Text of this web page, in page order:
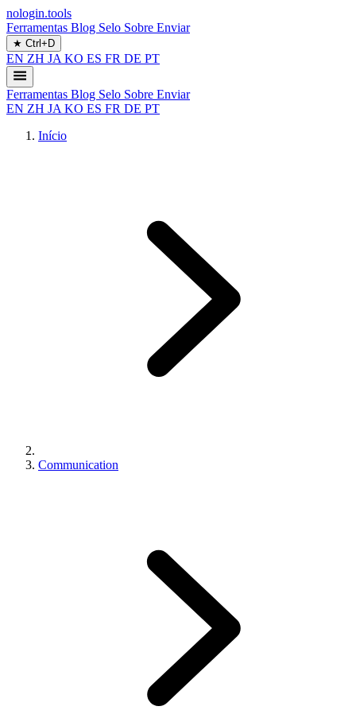
nologin.tools
Ferramentas Blog Selo Sobre Enviar
★ Ctrl+D
EN ZH JA KO ES FR DE PT
Ferramentas Blog Selo Sobre Enviar
EN ZH JA KO ES FR DE PT
Início
Communication